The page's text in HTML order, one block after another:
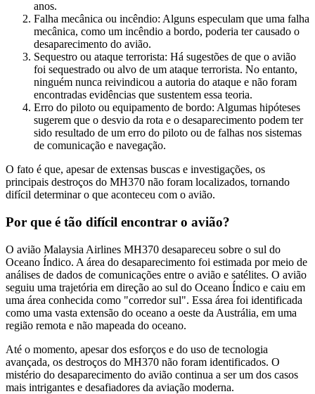
anos.
Falha mecânica ou incêndio: Alguns especulam que uma falha
mecânica, como um incêndio a bordo, poderia ter causado o
desaparecimento do avião.
Sequestro ou ataque terrorista: Há sugestões de que o avião
foi sequestrado ou alvo de um ataque terrorista. No entanto,
ninguém nunca reivindicou a autoria do ataque e não foram
encontradas evidências que sustentem essa teoria.
Erro do piloto ou equipamento de bordo: Algumas hipóteses
sugerem que o desvio da rota e o desaparecimento podem ter
sido resultado de um erro do piloto ou de falhas nos sistemas
de comunicação e navegação.
O fato é que, apesar de extensas buscas e investigações, os
principais destroços do MH370 não foram localizados, tornando
difícil determinar o que aconteceu com o avião.
Por que é tão difícil encontrar o avião?
O avião Malaysia Airlines MH370 desapareceu sobre o sul do
Oceano Índico. A área do desaparecimento foi estimada por meio de
análises de dados de comunicações entre o avião e satélites. O avião
seguiu uma trajetória em direção ao sul do Oceano Índico e caiu em
uma área conhecida como "corredor sul". Essa área foi identificada
como uma vasta extensão do oceano a oeste da Austrália, em uma
região remota e não mapeada do oceano.
Até o momento, apesar dos esforços e do uso de tecnologia
avançada, os destroços do MH370 não foram identificados. O
mistério do desaparecimento do avião continua a ser um dos casos
mais intrigantes e desafiadores da aviação moderna.